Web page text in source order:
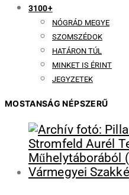
3100+
NÓGRÁD MEGYE
SZOMSZÉDOK
HATÁRON TÚL
MINKET IS ÉRINT
JEGYZETEK
MOSTANSÁG NÉPSZERŰ